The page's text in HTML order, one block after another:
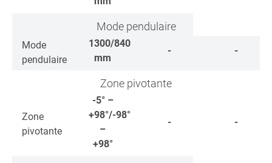
Mode pendulaire
Mode
pendulaire
1300/840
mm
- -
Zone pivotante
Zone
pivotante
-5° –
+98°/-98°
–
+98°
- -